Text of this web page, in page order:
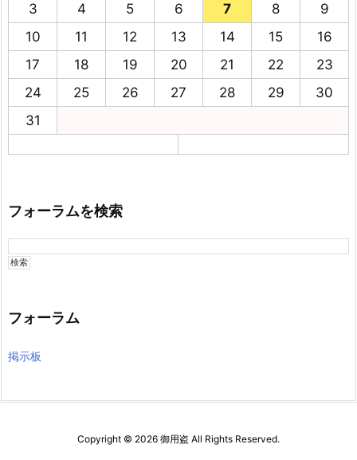
3
4 5 6 7 8
9
10
11 12 13 14 15
16
17
18 19 20 21 22
23
24
25 26 27 28 29
30
31
フォーラムを検索
フォーラム
掲示板
Copyright © 2026 御用盗 All Rights Reserved.